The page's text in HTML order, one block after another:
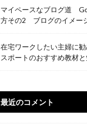
マイペースなブログ道
方その2 ブログのイメー
在宅ワークしたい主婦に
スポートのおすすめ教材
最近のコメント